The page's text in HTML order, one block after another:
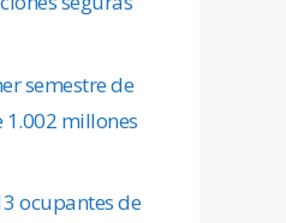
semestre de
1.002 millones
ocupantes de